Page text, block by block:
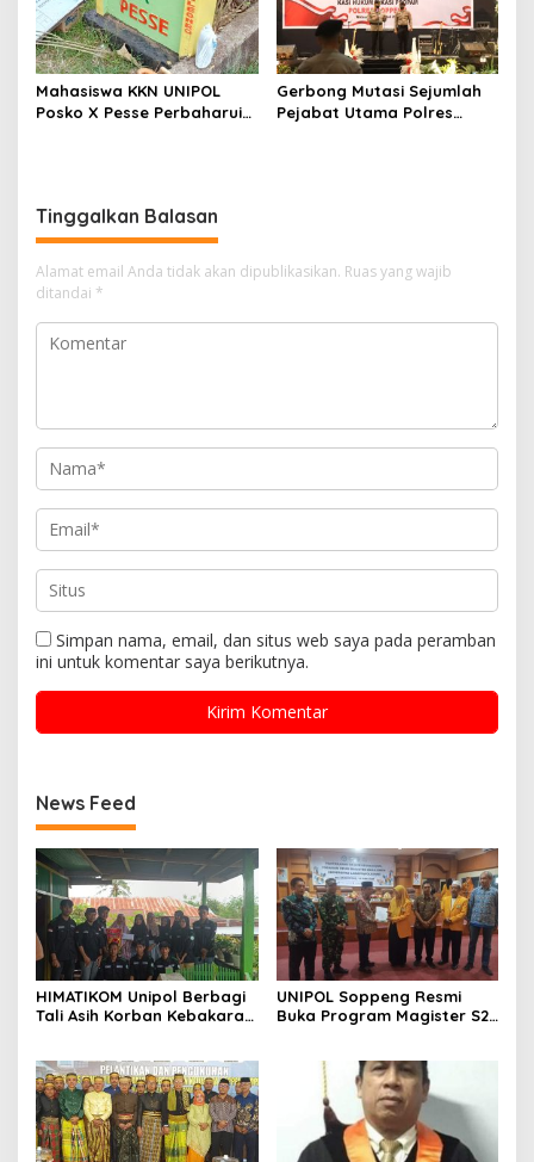
Mahasiswa KKN UNIPOL
Posko X Pesse Perbaharui
Gerbong Mutasi Sejumlah
Pejabat Utama Polres
Tinggalkan Balasan
Alamat email Anda tidak akan dipublikasikan. Ruas yang wajib
ditandai *
Simpan nama, email, dan situs web saya pada peramban
ini untuk komentar saya berikutnya.
News Feed
HIMATIKOM Unipol Berbagi
Tali Asih Korban Kebakaran
UNIPOL Soppeng Resmi
Buka Program Magister S2